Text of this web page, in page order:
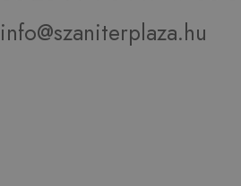
info@szaniterplaza.hu